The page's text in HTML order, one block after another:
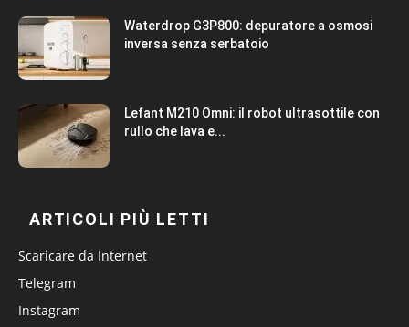
Waterdrop G3P800: depuratore a osmosi
inversa senza serbatoio
Lefant M210 Omni: il robot ultrasottile con
rullo che lava e...
ARTICOLI PIÙ LETTI
Scaricare da Internet
Telegram
Instagram